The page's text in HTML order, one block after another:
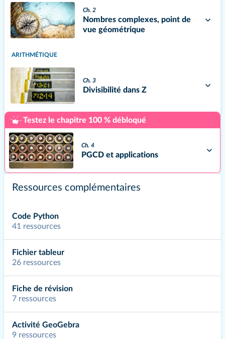
Ch. 2
Nombres complexes, point de
vue géométrique
ARITHMÉTIQUE
Ch. 3
Divisibilité dans Z
Testez le chapitre 100 % débloqué
Ch. 4
PGCD et applications
Ch. 5
aux graphes
Ressources complémentaires
Code Python
41 ressources
Fichier tableur
26 ressources
Fiche de révision
7 ressources
Activité GeoGebra
9 ressources